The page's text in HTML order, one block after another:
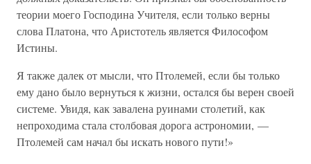
теории моего Господина Учителя, если только верны
слова Платона, что Аристотель является Философом
Истины.
Я также далек от мысли, что Птолемей, если бы только
ему дано было вернуться к жизни, остался бы верен своей
системе. Увидя, как завалена руинами столетий, как
непроходима стала столбовая дорога астрономии, —
Птолемей сам начал бы искать нового пути!»